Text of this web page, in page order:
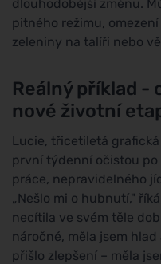
dlouhodobější změnu.
pitného režimu,
zeleniny na talíři nebo
Reálný příklad -
nové životní
Lucie, třicetiletá
první týdenní očistou
práce, nepravidelného
„Nešlo mi o hubnutí,"
necítila ve svém těle
náročné, měla jsem
přišlo zlepšení – měla